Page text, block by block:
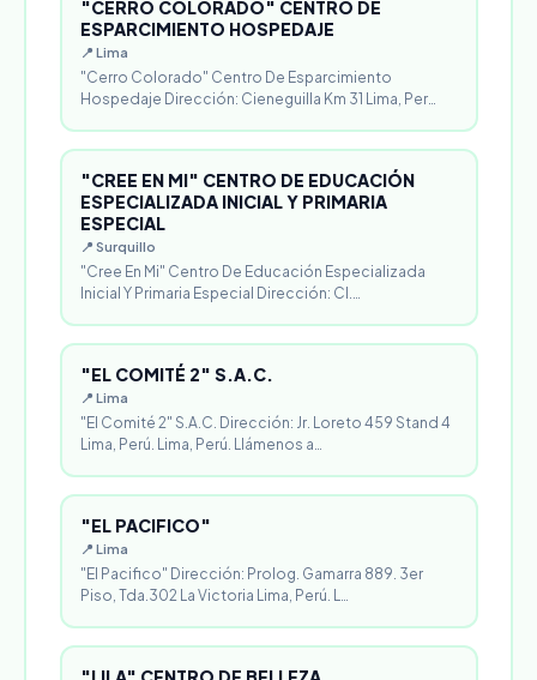
"CERRO COLORADO" CENTRO DE
ESPARCIMIENTO HOSPEDAJE
📍 Lima
"Cerro Colorado" Centro De Esparcimiento
Hospedaje Dirección: Cieneguilla Km 31 Lima, Per…
"CREE EN MI" CENTRO DE EDUCACIÓN
ESPECIALIZADA INICIAL Y PRIMARIA
ESPECIAL
📍 Surquillo
"Cree En Mi" Centro De Educación Especializada
Inicial Y Primaria Especial Dirección: Cl.…
"EL COMITÉ 2" S.A.C.
📍 Lima
"El Comité 2" S.A.C. Dirección: Jr. Loreto 459 Stand 4
Lima, Perú. Lima, Perú. Llámenos a…
"EL PACIFICO"
📍 Lima
"El Pacifico" Dirección: Prolog. Gamarra 889. 3er
Piso, Tda.302 La Victoria Lima, Perú. L…